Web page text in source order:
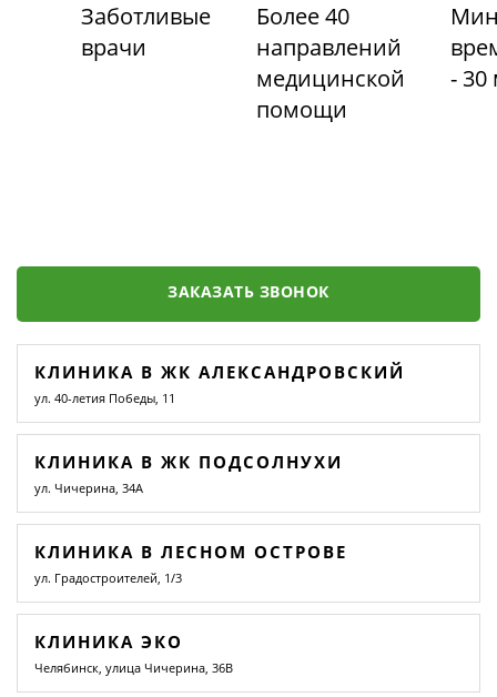
Заботливые
врачи
Более 40
направлений
медицинской
помощи
- 30
ЗАКАЗАТЬ ЗВОНОК
КЛИНИКА В ЖК АЛЕКСАНДРОВСКИЙ
ул. 40-летия Победы, 11
КЛИНИКА В ЖК ПОДСОЛНУХИ
ул. Чичерина, 34А
КЛИНИКА В ЛЕСНОМ ОСТРОВЕ
ул. Градостроителей, 1/3
КЛИНИКА ЭКО
Челябинск, улица Чичерина, 36В